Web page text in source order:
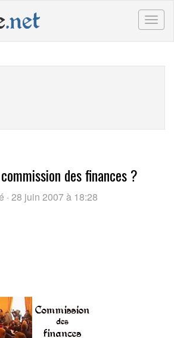
.net
des finances ?
· 28 juin 2007 à 18:28